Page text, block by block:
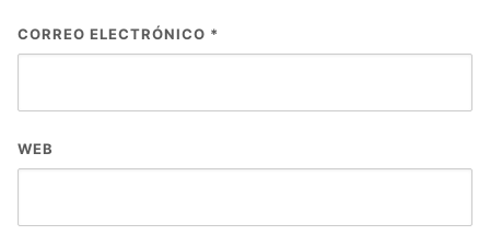
CORREO ELECTRÓNICO *
WEB